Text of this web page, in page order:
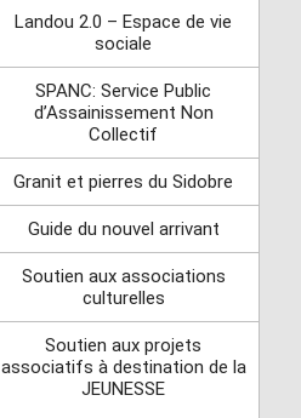
Landou 2.0 – Espace de vie
sociale
SPANC: Service Public
d’Assainissement Non
Collectif
Granit et pierres du Sidobre
Guide du nouvel arrivant
Soutien aux associations
culturelles
Soutien aux projets
associatifs à destination de la
JEUNESSE